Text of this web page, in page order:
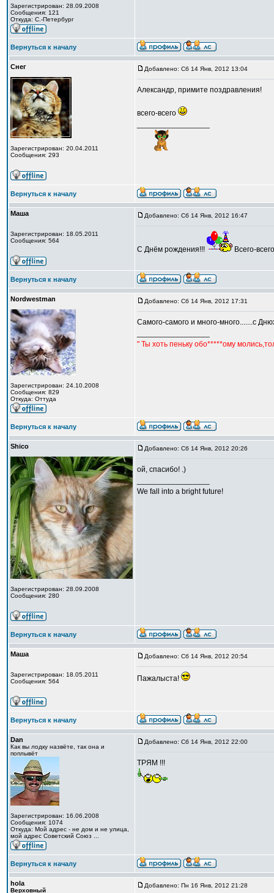
Зарегистрирован: 28.09.2008
Сообщения: 121
Откуда: С.-Петербург
Вернуться к началу
Снег
Зарегистрирован: 20.04.2011
Сообщения: 293
Добавлено: Сб 14 Янв, 2012 13:04
Александр, примите поздравления!
всего-всего
Вернуться к началу
Маша
Зарегистрирован: 18.05.2011
Сообщения: 564
Добавлено: Сб 14 Янв, 2012 16:47
С Днём рождения!!! Всего-
Вернуться к началу
Nordwestman
Зарегистрирован: 24.10.2008
Сообщения: 829
Откуда: Оттуда
Добавлено: Сб 14 Янв, 2012 17:31
Самого-самого и много-много.......с
" Ты хоть пеньку обо*****ому
Вернуться к началу
Shico
Зарегистрирован: 28.09.2008
Сообщения: 280
Добавлено: Сб 14 Янв, 2012 20:26
ой, спасибо! .)
We fall into a bright future!
Вернуться к началу
Маша
Зарегистрирован: 18.05.2011
Сообщения: 564
Добавлено: Сб 14 Янв, 2012 20:54
Пажалыста!
Вернуться к началу
Dan
Как вы лодку назвёте, так она и
поплывёт
Зарегистрирован: 16.06.2008
Сообщения: 1074
Откуда: Мой адрес - не дом и не улица,
мой адрес Советский Союз ...
Добавлено: Сб 14 Янв, 2012 22:00
ТРЯМ !!!
Вернуться к началу
hola
Верховный
Добавлено: Пн 16 Янв, 2012 21:28